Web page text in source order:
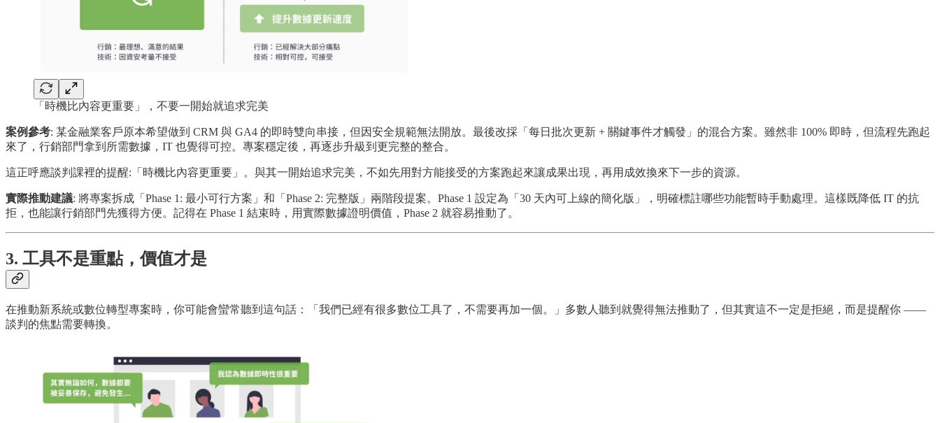
「時機比內容更重要」，不要一開始就追求完美
案例參考: 某金融業客戶原本希望做到 CRM 與 GA4 的即時雙向串接，但因安全規範無法開放。最後改採「每日批次更新 + 關鍵事件才觸發」的混合方案。雖然非 100% 即時，但流程先跑起
來了，行銷部門拿到所需數據，IT 也覺得可控。專案穩定後，再逐步升級到更完整的整合。
這正呼應談判課裡的提醒:「時機比內容更重要」。與其一開始追求完美，不如先用對方能接受的方案跑起來讓成果出現，再用成效換來下一步的資源。
實際推動建議: 將專案拆成「Phase 1: 最小可行方案」和「Phase 2: 完整版」兩階段提案。Phase 1 設定為「30 天內可上線的簡化版」，明確標註哪些功能暫時手動處理。這樣既降低 IT 的抗
拒，也能讓行銷部門先獲得方便。記得在 Phase 1 結束時，用實際數據證明價值，Phase 2 就容易推動了。
3. 工具不是重點，價值才是
在推動新系統或數位轉型專案時，你可能會蠻常聽到這句話：「我們已經有很多數位工具了，不需要再加一個。」多數人聽到就覺得無法推動了，但其實這不一定是拒絕，而是提醒你 ——
談判的焦點需要轉換。